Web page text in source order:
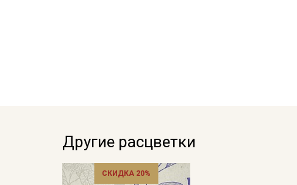
Другие расцветки
СКИДКА 20%